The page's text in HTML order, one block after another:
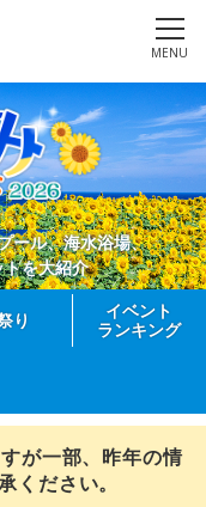
MENU
ール、海水浴場、
を大紹介
り
イベント
ランキング
が一部、昨年の情
ください。